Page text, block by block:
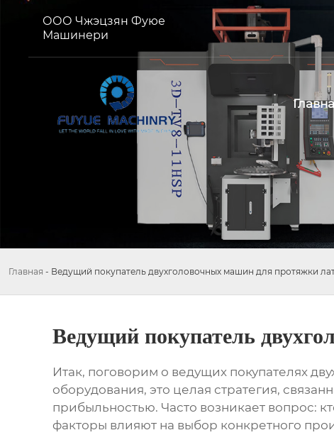
ООО Чжэцзян Фуюе
Машинери
Главная - Ведущий покупатель двухголовочных машин для протяжки
Ведущий покупатель
Итак, поговорим о ведущих покупателях
оборудования, это целая стратегия,
прибыльностью. Часто возникает вопрос:
факторы влияют на выбор конкретного